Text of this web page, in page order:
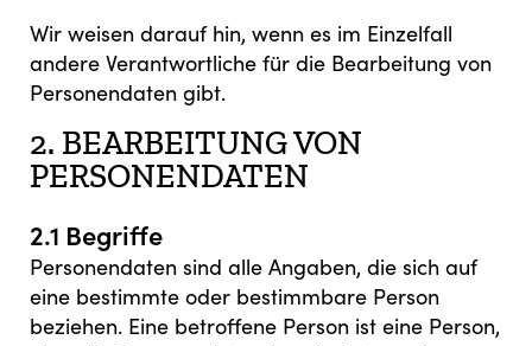
Wir weisen darauf hin, wenn es im Einzelfall
andere Verantwortliche für die Bearbeitung von
Personendaten gibt.
2. BEARBEITUNG VON
PERSONENDATEN
2.1 Begriffe
Personendaten sind alle Angaben, die sich auf
eine bestimmte oder bestimmbare Person
beziehen. Eine betroffene Person ist eine Person,